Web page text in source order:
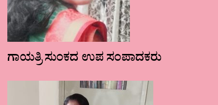
ಗಾಯತ್ರಿ ಸುಂಕದ ಉಪ ಸಂಪಾದಕರು